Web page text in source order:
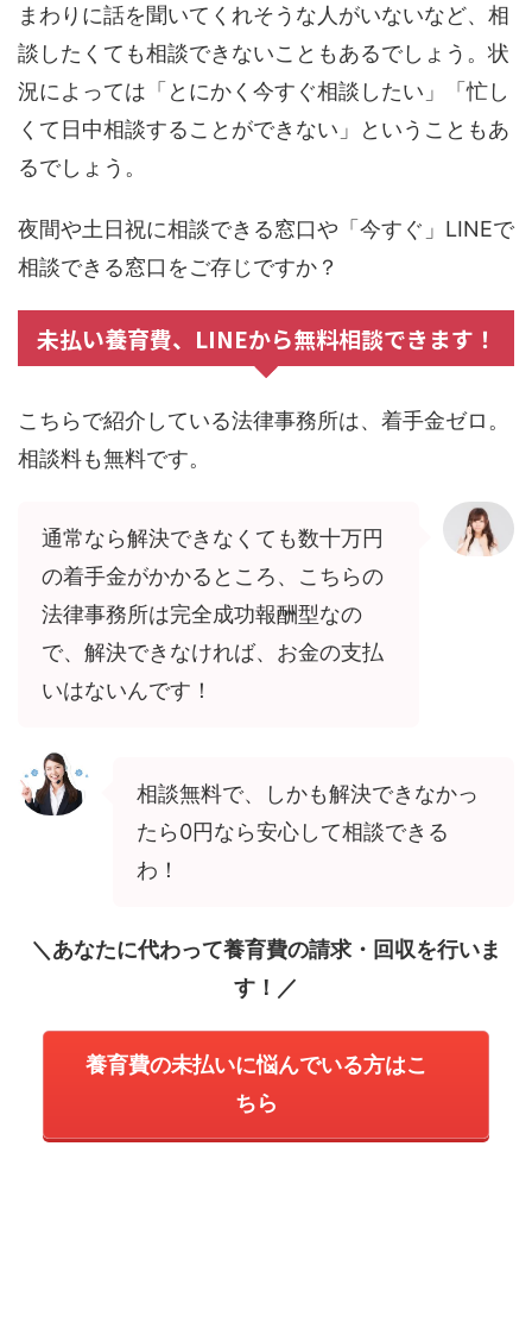
まわりに話を聞いてくれそうな人がいないなど、相
談したくても相談できないこともあるでしょう。状
況によっては「とにかく今すぐ相談したい」「忙し
くて日中相談することができない」ということもあ
るでしょう。
夜間や土日祝に相談できる窓口や「今すぐ」LINEで
相談できる窓口をご存じですか？
未払い養育費、LINEから無料相談できます！
こちらで紹介している法律事務所は、着手金ゼロ。
相談料も無料です。
通常なら解決できなくても数十万円
の着手金がかかるところ、こちらの
法律事務所は完全成功報酬型なの
で、解決できなければ、お金の支払
いはないんです！
相談無料で、しかも解決できなかっ
たら0円なら安心して相談できる
わ！
＼あなたに代わって養育費の請求・回収を行いま
す！／
養育費の未払いに悩んでいる方はこ
ちら